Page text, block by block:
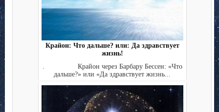
Крайон: Что дальше? или: Да здравствует
жизнь!
. Крайон через Барбару Бессен: «Что
дальше?» или «Да здравствует жизнь...